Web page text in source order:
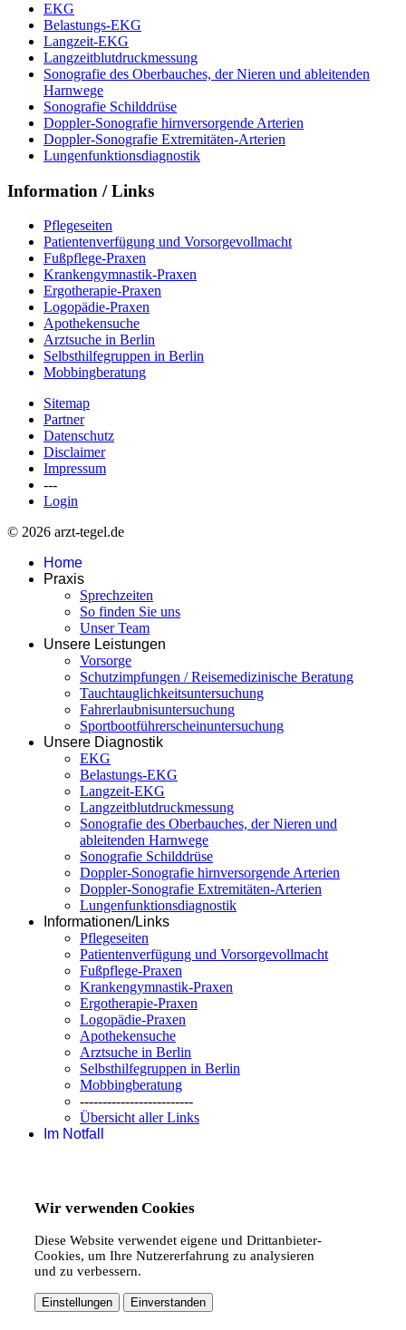
EKG
Belastungs-EKG
Langzeit-EKG
Langzeitblutdruckmessung
Sonografie des Oberbauches, der Nieren und ableitenden
Harnwege
Sonografie Schilddrüse
Doppler-Sonografie hirnversorgende Arterien
Doppler-Sonografie Extremitäten-Arterien
Lungenfunktionsdiagnostik
Information / Links
Pflegeseiten
Patientenverfügung und Vorsorgevollmacht
Fußpflege-Praxen
Krankengymnastik-Praxen
Ergotherapie-Praxen
Logopädie-Praxen
Apothekensuche
Arztsuche in Berlin
Selbsthilfegruppen in Berlin
Mobbingberatung
Sitemap
Partner
Datenschutz
Disclaimer
Impressum
---
Login
© 2026 arzt-tegel.de
Home
Praxis
Sprechzeiten
So finden Sie uns
Unser Team
Unsere Leistungen
Vorsorge
Schutzimpfungen / Reisemedizinische Beratung
Tauchtauglichkeitsuntersuchung
Fahrerlaubnisuntersuchung
Sportbootführerscheinuntersuchung
Unsere Diagnostik
EKG
Belastungs-EKG
Langzeit-EKG
Langzeitblutdruckmessung
Sonografie des Oberbauches, der Nieren und
ableitenden Harnwege
Sonografie Schilddrüse
Doppler-Sonografie hirnversorgende Arterien
Doppler-Sonografie Extremitäten-Arterien
Lungenfunktionsdiagnostik
Informationen/Links
Pflegeseiten
Patientenverfügung und Vorsorgevollmacht
Fußpflege-Praxen
Krankengymnastik-Praxen
Ergotherapie-Praxen
Logopädie-Praxen
Apothekensuche
Arztsuche in Berlin
Selbsthilfegruppen in Berlin
Mobbingberatung
-------------------------
Übersicht aller Links
Im Notfall
Wir verwenden Cookies
Diese Website verwendet eigene und Drittanbieter-
Cookies, um Ihre Nutzererfahrung zu analysieren
und zu verbessern.
Einstellungen Einverstanden